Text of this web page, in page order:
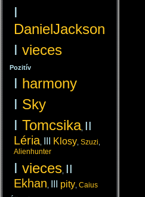
I
DanielJackson
I vieces
Pozitív
I harmony
I Sky
I Tomcsika, II
Léria
Klosy Szuzi
Alienhunter
I vieces II
Ekhan
pity Caius